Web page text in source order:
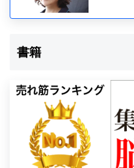
書籍